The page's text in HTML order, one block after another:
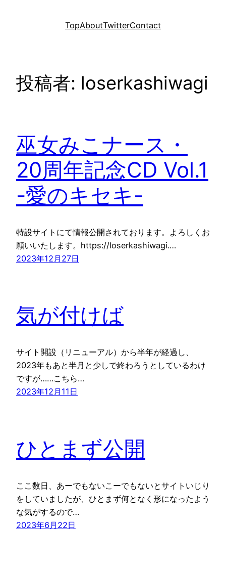
TopAboutTwitterContact
投稿者: loserkashiwagi
巫女みこナース・
20周年記念CD Vol.1
-愛のキセキ-
特設サイトにて情報公開されております。よろしくお
願いいたします。https://loserkashiwagi.…
2023年12月27日
気が付けば
サイト開設（リニューアル）から半年が経過し、
2023年もあと半月と少しで終わろうとしているわけ
ですが……こちら…
2023年12月11日
ひとまず公開
ここ数日、あーでもないこーでもないとサイトいじり
をしていましたが、ひとまず何となく形になったよう
な気がするので…
2023年6月22日